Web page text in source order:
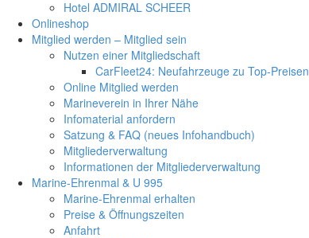
Hotel ADMIRAL SCHEER
Onlineshop
Mitglied werden – Mitglied sein
Nutzen einer Mitgliedschaft
CarFleet24: Neufahrzeuge zu Top-Preisen
Online Mitglied werden
Marineverein in Ihrer Nähe
Infomaterial anfordern
Satzung & FAQ (neues Infohandbuch)
Mitgliederverwaltung
Informationen der Mitgliederverwaltung
Marine-Ehrenmal & U 995
Marine-Ehrenmal erhalten
Preise & Öffnungszeiten
Anfahrt